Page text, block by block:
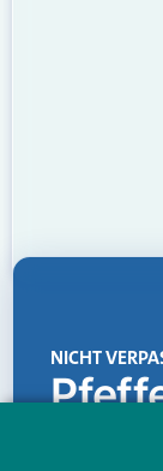
NICHT